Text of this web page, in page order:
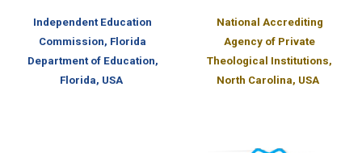
Independent Education
Commission, Florida
Department of Education,
Florida, USA
National Accrediting
Agency of Private
Theological Institutions,
North Carolina, USA